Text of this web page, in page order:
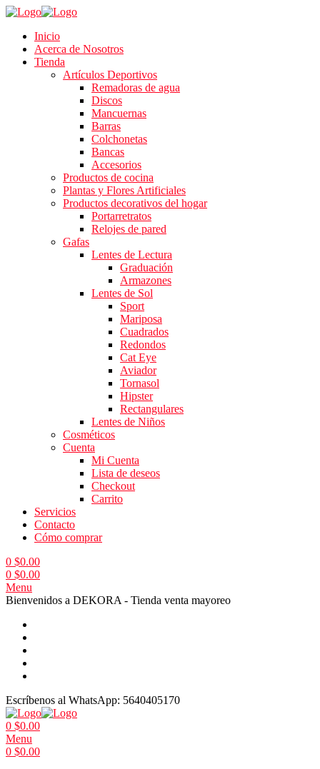
Inicio
Acerca de Nosotros
Tienda
Artículos Deportivos
Remadoras de agua
Discos
Mancuernas
Barras
Colchonetas
Bancas
Accesorios
Productos de cocina
Plantas y Flores Artificiales
Productos decorativos del hogar
Portarretratos
Relojes de pared
Gafas
Lentes de Lectura
Graduación
Armazones
Lentes de Sol
Sport
Mariposa
Cuadrados
Redondos
Cat Eye
Aviador
Tornasol
Hipster
Rectangulares
Lentes de Niños
Cosméticos
Cuenta
Mi Cuenta
Lista de deseos
Checkout
Carrito
Servicios
Contacto
Cómo comprar
0 $0.00
0 $0.00
Menu
Bienvenidos a DEKORA - Tienda venta mayoreo
Escríbenos al WhatsApp: 5640405170
0 $0.00
Menu
0 $0.00